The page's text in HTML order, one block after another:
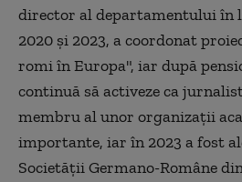
director al departamentului în
2020 şi 2023, a coordonat
romi în Europa", iar după
continuă să activeze ca
membru al unor organizaţii
importante, iar în 2023 a fost
Societăţii Germano-Române